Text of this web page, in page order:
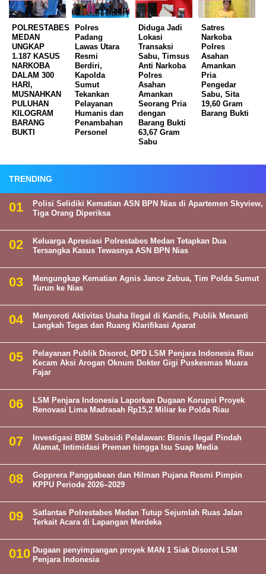
POLRESTABES
MEDAN
UNGKAP
1.187 KASUS
NARKOBA
DALAM 300
HARI,
MUSNAHKAN
PULUHAN
KILOGRAM
BARANG
BUKTI
Polres
Padang
Lawas Utara
Resmi
Berdiri,
Kapolda
Sumut
Tekankan
Pelayanan
Humanis dan
Penambahan
Personel
Diduga Jadi
Lokasi
Transaksi
Sabu, Timsus
Anti Narkoba
Polres
Asahan
Amankan
Seorang Pria
dengan
Barang Bukti
63,67 Gram
Sabu
Satres
Narkoba
Polres
Asahan
Amankan
Pria
Pengedar
Sabu, Sita
19,60 Gram
Barang Bukti
TRENDING
Polisi Selidiki Kematian ASN BPN Nias di Apartemen Skyview,
Tiga Orang Diperiksa
Keluarga Apresiasi Polrestabes Medan Tetapkan Dua
Tersangka Kasus Tewasnya ASN BPN Nias
Mengungkap Kematian Agnis Jance Zebua, Tim Polda Sumut
Turun ke Nias
Menyoroti Aktivitas Usaha Ilegal di Kandis, Publik Menanti
Langkah Tegas dan Ruang Klarifikasi Aparat
Pelayanan Publik Disorot, DPD LSM Penjara Indonesia Riau
Kecam Aksi Arogan Oknum Dokter Gigi Puskesmas Muara
Fajar
LSM Penjara Indonesia Laporkan Dugaan Korupsi Proyek
Renovasi Lima Madrasah Rp15,2 Miliar ke Polda Riau
Investigasi BBM Subsidi Pelalawan: Bisnis Ilegal Pindah
Alamat, Intimidasi Preman hingga Isu Suap Media
Gopprera Panggabean dan Hilman Pujana Resmi Pimpin
KPPU Periode 2026–2029
Satlantas Polrestabes Medan Tutup Sejumlah Ruas Jalan
Terkait Acara di Lapangan Merdeka
Dugaan penyimpangan proyek MAN 1 Siak Disorot LSM
Penjara Indonesia